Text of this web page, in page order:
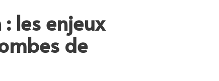
les enjeux
de